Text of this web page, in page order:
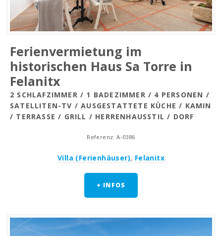
Ferienvermietung im
historischen Haus Sa Torre in
Felanitx
2 SCHLAFZIMMER / 1 BADEZIMMER / 4 PERSONEN /
SATELLITEN-TV / AUSGESTATTETE KÜCHE / KAMIN
/ TERRASSE / GRILL / HERRENHAUSSTIL / DORF
Referenz: A-0386
Villa (Ferienhäuser), Felanitx
+ INFOS